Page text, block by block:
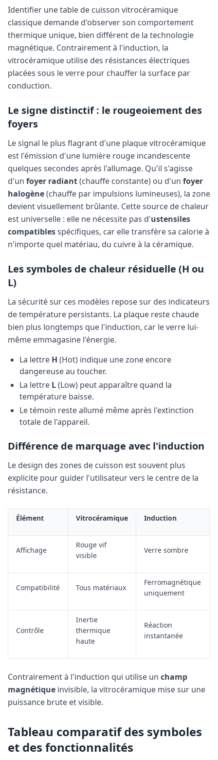
Identifier une table de cuisson vitrocéramique
classique demande d'observer son comportement
thermique unique, bien différent de la technologie
magnétique. Contrairement à l'induction, la
vitrocéramique utilise des résistances électriques
placées sous le verre pour chauffer la surface par
conduction.
Le signe distinctif : le rougeoiement des
foyers
Le signal le plus flagrant d'une plaque vitrocéramique
est l'émission d'une lumière rouge incandescente
quelques secondes après l'allumage. Qu'il s'agisse
d'un foyer radiant(chauffe constante) ou d'un foyer
halogène(chauffe par impulsions lumineuses), la zone
devient visuellement brûlante. Cette source de chaleur
est universelle : elle ne nécessite pas d'ustensiles
compatiblesspécifiques, car elle transfère sa calorie à
n'importe quel matériau, du cuivre à la céramique.
Les symboles de chaleur résiduelle (H ou
L)
La sécurité sur ces modèles repose sur des indicateurs
de température persistants. La plaque reste chaude
bien plus longtemps que l'induction, car le verre lui-
même emmagasine l'énergie.
La lettre H (Hot) indique une zone encore
dangereuse au toucher.
La lettre L(Low) peut apparaître quand la
température baisse.
Le témoin reste allumé même après l'extinction
totale de l'appareil.
Différence de marquage avec l'induction
Le design des zones de cuisson est souvent plus
explicite pour guider l'utilisateur vers le centre de la
résistance.
Élément Vitrocéramique Induction
Affichage
Rouge vif
visible
Verre sombre
Compatibilité Tous matériaux
Ferromagnétique
uniquement
Contrôle
Inertie
thermique
haute
Réaction
instantanée
Contrairement à l'induction qui utilise un champ
magnétique invisible, la vitrocéramique mise sur une
puissance brute et visible.
Tableau comparatif des symboles
et des fonctionnalités